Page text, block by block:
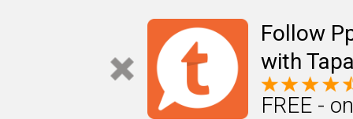
Follow
with
FREE -